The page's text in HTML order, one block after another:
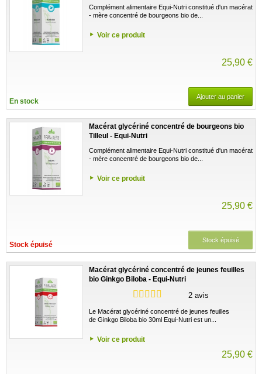
Complément alimentaire Equi-Nutri constitué d'un macérat
- mère concentré de bourgeons bio de...
Voir ce produit
25,90 €
En stock
Ajouter au panier
Macérat glycériné concentré de bourgeons bio
Tilleul - Equi-Nutri
Complément alimentaire Equi-Nutri constitué d'un macérat
- mère concentré de bourgeons bio de...
Voir ce produit
25,90 €
Stock épuisé
Stock épuisé
Macérat glycériné concentré de jeunes feuilles
bio Ginkgo Biloba - Equi-Nutri
2 avis
Le Macérat glycériné concentré de jeunes feuilles
de Ginkgo Biloba bio 30ml Equi-Nutri est un...
Voir ce produit
25,90 €